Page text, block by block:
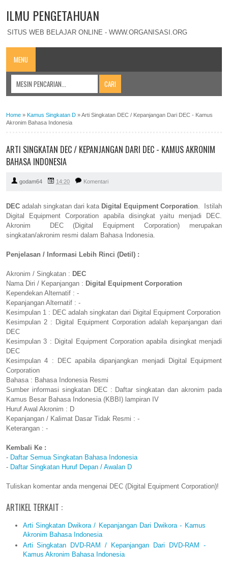
ILMU PENGETAHUAN
SITUS WEB BELAJAR ONLINE - WWW.ORGANISASI.ORG
MENU
Home » Kamus Singkatan D »Arti Singkatan DEC / Kepanjangan Dari DEC - Kamus
Akronim Bahasa Indonesia
ARTI SINGKATAN DEC / KEPANJANGAN DARI DEC - KAMUS AKRONIM
BAHASA INDONESIA
godam64 14:20 Komentari
DEC adalah singkatan dari kata Digital Equipment Corporation. Istilah
Digital Equipment Corporation apabila disingkat yaitu menjadi DEC.
Akronim DEC (Digital Equipment Corporation) merupakan
singkatan/akronim resmi dalam Bahasa Indonesia.
Penjelasan / Informasi Lebih Rinci (Detil) :
Akronim / Singkatan : DEC
Nama Diri / Kepanjangan : Digital Equipment Corporation
Kependekan Alternatif : -
Kepanjangan Alternatif : -
Kesimpulan 1 : DEC adalah singkatan dari Digital Equipment Corporation
Kesimpulan 2 : Digital Equipment Corporation adalah kepanjangan dari
DEC
Kesimpulan 3 : Digital Equipment Corporation apabila disingkat menjadi
DEC
Kesimpulan 4 : DEC apabila dipanjangkan menjadi Digital Equipment
Corporation
Bahasa : Bahasa Indonesia Resmi
Sumber informasi singkatan DEC : Daftar singkatan dan akronim pada
Kamus Besar Bahasa Indonesia (KBBI) lampiran IV
Huruf Awal Akronim : D
Kepanjangan / Kalimat Dasar Tidak Resmi : -
Keterangan : -
Kembali Ke :
- Daftar Semua Singkatan Bahasa Indonesia
- Daftar Singkatan Huruf Depan / Awalan D
Tuliskan komentar anda mengenai DEC (Digital Equipment Corporation)!
ARTIKEL TERKAIT :
Arti Singkatan Dwikora / Kepanjangan Dari Dwikora - Kamus
Akronim Bahasa Indonesia
Arti Singkatan DVD-RAM / Kepanjangan Dari DVD-RAM -
Kamus Akronim Bahasa Indonesia